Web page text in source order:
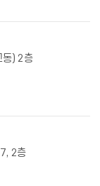
동) 2층
2층